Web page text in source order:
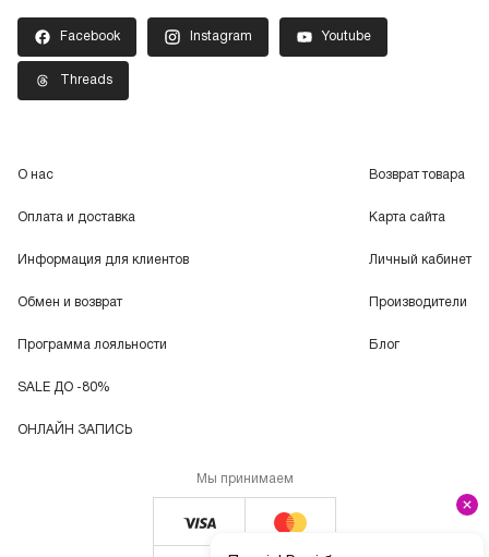
Facebook Instagram Youtube
Threads
О нас
Оплата и доставка
Информация для клиентов
Обмен и возврат
Программа лояльности
SALE ДО -80%
ОНЛАЙН ЗАПИСЬ
Возврат товара
Карта сайта
Личный кабинет
Производители
Блог
Мы принимаем